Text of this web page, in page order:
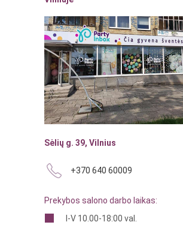
Sėlių g. 39, Vilnius
+370 640 60009
Prekybos salono darbo laikas:
I-V 10.00-18:00 val.